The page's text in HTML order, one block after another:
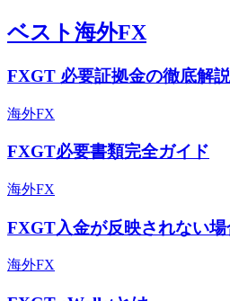
ベスト海外FX
FXGT 必要証拠金の徹底解説
海外FX
FXGT必要書類完全ガイド
海外FX
FXGT入金が反映されない
海外FX